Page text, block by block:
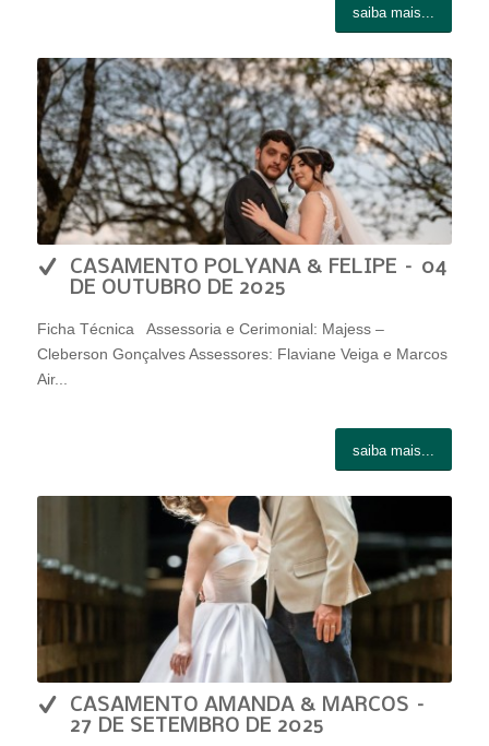
saiba mais...
CASAMENTO POLYANA & FELIPE – 04
DE OUTUBRO DE 2025
Ficha Técnica Assessoria e Cerimonial: Majess –
Cleberson Gonçalves Assessores: Flaviane Veiga e Marcos
Air...
saiba mais...
CASAMENTO AMANDA & MARCOS –
27 DE SETEMBRO DE 2025